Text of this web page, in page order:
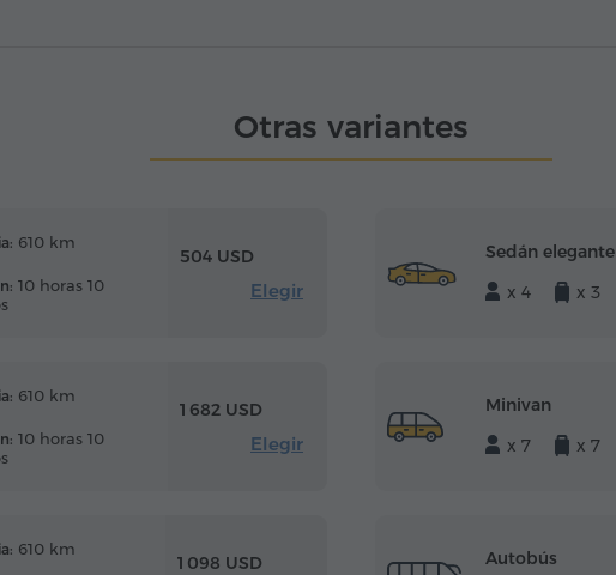
Otras variantes
610 km
10 horas 10
504 USD
Elegir
Sedán elegante
x 4
x 3
610 km
10 horas 10
1 682 USD
Elegir
Minivan
x 7
x 7
610 km
1 098 USD
Autobús